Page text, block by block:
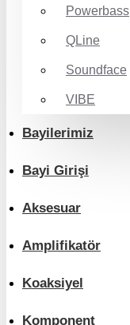
Powerbass
QLine
Soundface
VIBE
Bayilerimiz
Bayi Girişi
Aksesuar
Amplifikatör
Koaksiyel
Komponent